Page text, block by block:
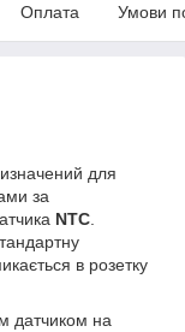
Оплата Умови
для
за
NTC.
в розетку
датчиком на